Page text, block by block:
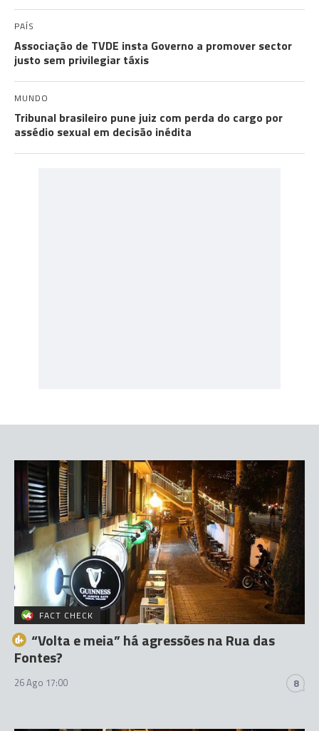
PAÍS
Associação de TVDE insta Governo a promover sector
justo sem privilegiar táxis
MUNDO
Tribunal brasileiro pune juiz com perda do cargo por
assédio sexual em decisão inédita
FACT CHECK
“Volta e meia” há agressões na Rua das
Fontes?
26 Ago 17:00 8